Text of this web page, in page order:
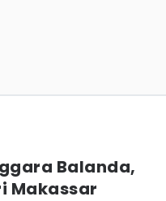
Balanda,
Makassar